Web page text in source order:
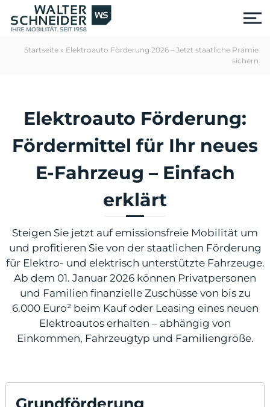
Startseite » Elektroauto Förderung 2026 – Jetzt staatliche Prämie
sichern
Elektroauto Förderung:
Fördermittel für Ihr neues
E-Fahrzeug – Einfach
erklärt
Steigen Sie jetzt auf emissionsfreie Mobilität um
und profitieren Sie von der staatlichen Förderung
für Elektro- und elektrisch unterstützte Fahrzeuge.
Ab dem 01. Januar 2026 können Privatpersonen
und Familien finanzielle Zuschüsse von bis zu
6.000 Euro² beim Kauf oder Leasing eines neuen
Elektroautos erhalten – abhängig von
Einkommen, Fahrzeugtyp und Familiengröße.
Grundförderung